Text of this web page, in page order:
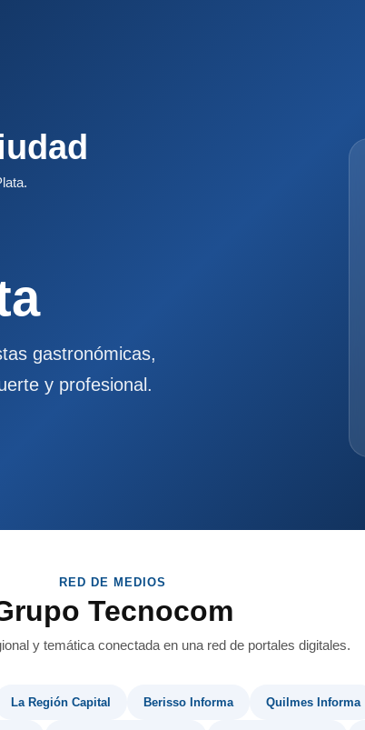
gastronómicas,
y profesional.
RED DE MEDIOS
Tecnocom
y temática conectada en una red de portales digitales.
La Región Capital Berisso Informa Quilmes Informa